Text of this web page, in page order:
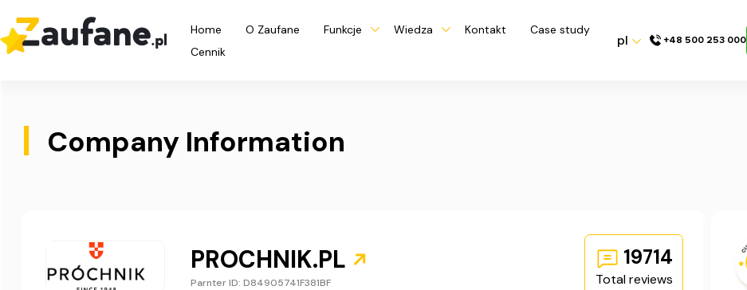
Home O Zaufane Funkcje Wiedza Kontakt
Case study
Cennik
pl +48 500 253 000
| Company Information
PROCHNIK.PL
Parnter ID: D84905741F381BF
19714
Total reviews